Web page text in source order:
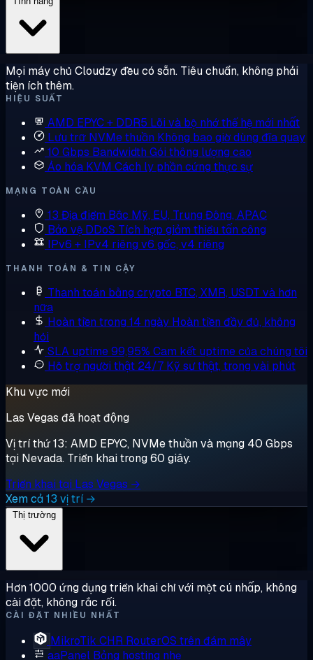
Mọi máy chủ Cloudzy đều có sẵn. Tiêu chuẩn, không phải
tiện ích thêm.
HIỆU SUẤT
AMD EPYC + DDR5 Lõi và bộ nhớ thế hệ mới nhất
Lưu trữ NVMe thuần Không bao giờ dùng đĩa quay
10 Gbps Bandwidth Gói thông lượng cao
Ảo hóa KVM Cách ly phần cứng thực sự
MẠNG TOÀN CẦU
13 Địa điểm Bắc Mỹ, EU, Trung Đông, APAC
Bảo vệ DDoS Tích hợp giảm thiểu tấn công
IPv6 + IPv4 riêng v6 gốc, v4 riêng
THANH TOÁN & TIN CẬY
Thanh toán bằng crypto BTC, XMR, USDT và hơn
nữa
Hoàn tiền trong 14 ngày Hoàn tiền đầy đủ, không
hỏi
SLA uptime 99,95% Cam kết uptime của chúng tôi
Hỗ trợ người thật 24/7 Kỹ sư thật, trong vài phút
Khu vực mới
Las Vegas đã hoạt động
Vị trí thứ 13: AMD EPYC, NVMe thuần và mạng 40 Gbps
tại Nevada. Triển khai trong 60 giây.
Triển khai tại Las Vegas →
Xem cả 13 vị trí →
Hơn 1000 ứng dụng triển khai chỉ với một cú nhấp, không
cài đặt, không rắc rối.
CÀI ĐẶT NHIỀU NHẤT
MikroTik CHR RouterOS trên đám mây
aaPanel Bảng hosting nhẹ